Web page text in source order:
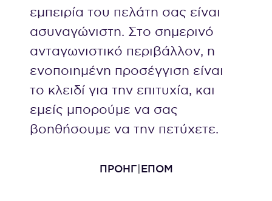
εμπειρία του πελάτη σας είναι
ασυναγώνιστη. Στο σημερινό
ανταγωνιστικό περιβάλλον, η
ενοποιημένη προσέγγιση είναι
το κλειδί για την επιτυχία, και
εμείς μπορούμε να σας
βοηθήσουμε να την πετύχετε.
ΠΡΟΗΓ ΕΠΟΜ